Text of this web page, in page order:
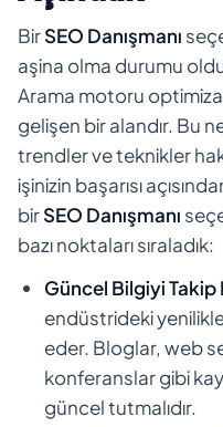
BirSEO Danışmanı
aşina olma durumu
Arama motoru
gelişen bir alandır. Bu
trendler ve teknikler
işinizin başarısı
birSEO Danışmanı
bazı noktaları sıraladık:
Güncel Bilgiyi Takip
endüstrideki
eder. Bloglar, web
konferanslar gibi
güncel tutmalıdır.